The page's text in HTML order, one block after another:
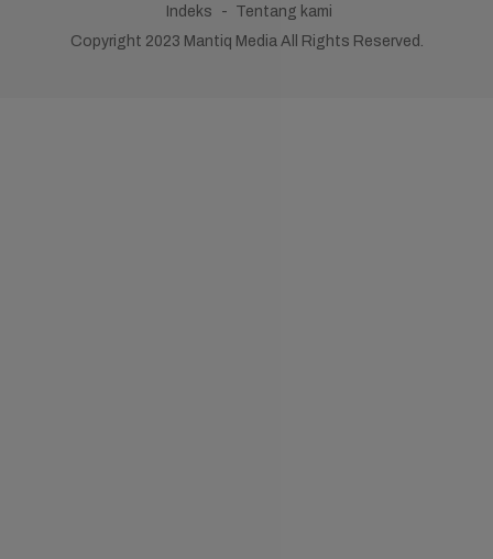
Indeks
Tentang kami
Copyright 2023 Mantiq Media All Rights Reserved.